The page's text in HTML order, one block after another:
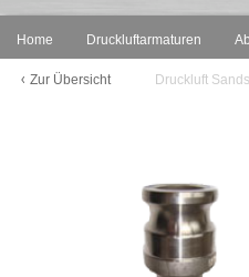
Home Druckluftarmaturen
Zur Übersicht Druckluft